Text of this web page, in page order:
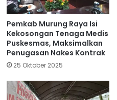
Pemkab Murung Raya Isi
Kekosongan Tenaga Medis
Puskesmas, Maksimalkan
Penugasan Nakes Kontrak
25 Oktober 2025